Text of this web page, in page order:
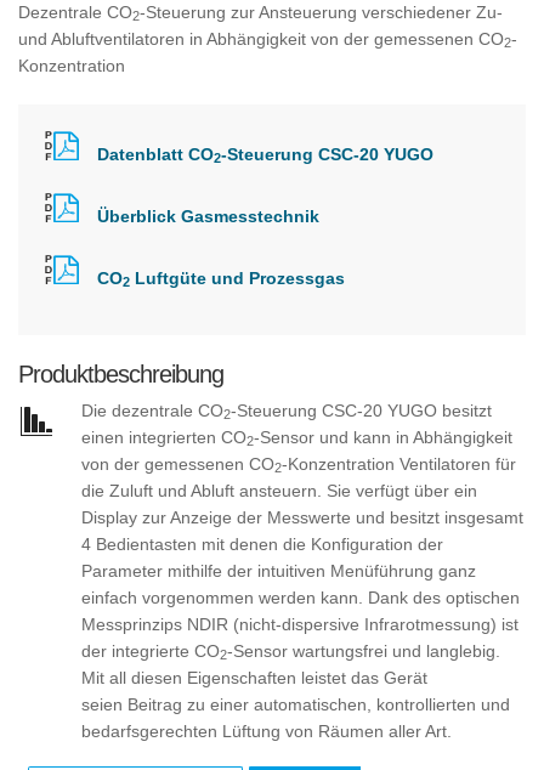
Dezentrale CO2-Steuerung zur Ansteuerung verschiedener Zu-
und Abluftventilatoren in Abhängigkeit von der gemessenen CO2-
Konzentration
Datenblatt CO2-Steuerung CSC-20 YUGO
Überblick Gasmesstechnik
CO2 Luftgüte und Prozessgas
Produktbeschreibung
Die dezentrale CO2-Steuerung CSC-20 YUGO besitzt
einen integrierten CO2-Sensor und kann in Abhängigkeit
von der gemessenen CO2-Konzentration Ventilatoren für
die Zuluft und Abluft ansteuern. Sie verfügt über ein
Display zur Anzeige der Messwerte und besitzt insgesamt
4 Bedientasten mit denen die Konfiguration der
Parameter mithilfe der intuitiven Menüführung ganz
einfach vorgenommen werden kann. Dank des optischen
Messprinzips NDIR (nicht-dispersive Infrarotmessung) ist
der integrierte CO2-Sensor wartungsfrei und langlebig.
Mit all diesen Eigenschaften leistet das Gerät
seien Beitrag zu einer automatischen, kontrollierten und
bedarfsgerechten Lüftung von Räumen aller Art.